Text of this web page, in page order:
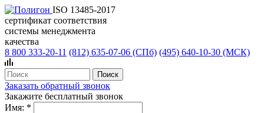
ISO 13485-2017
сертификат соответствия
системы менеджмента
качества
8 800 333-20-11 (812) 635-07-06 (СПб) (495) 640-10-30 (МСК)
Заказать обратный звонок
Закажите бесплатный звонок
Имя: *